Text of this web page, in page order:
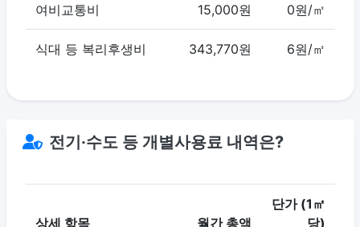
여비교통비 15,000원 0원/㎡
식대 등 복리후생비 343,770원 6원/㎡
전기·수도 등 개별사용료 내역은?
상세 항목 월간 총액
단가 (1㎡
당)